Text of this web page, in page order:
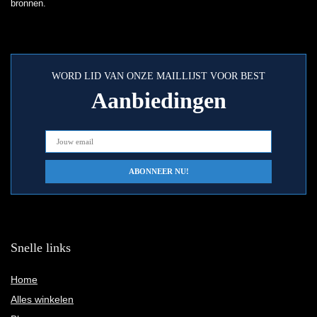
bronnen.
WORD LID VAN ONZE MAILLIJST VOOR BEST
Aanbiedingen
Snelle links
Home
Alles winkelen